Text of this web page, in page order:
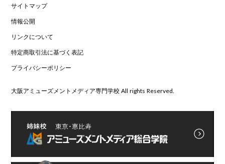
サイトマップ
情報公開
リンクについて
特定商取引法に基づく表記
プライバシーポリシー
大阪アミューズメントメディア専門学校 All rights Reserved.